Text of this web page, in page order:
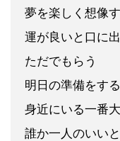
夢を楽しく想像
運が良いと口に
ただでもらう
明日の準備をする
身近にいる一番
誰か一人のいい